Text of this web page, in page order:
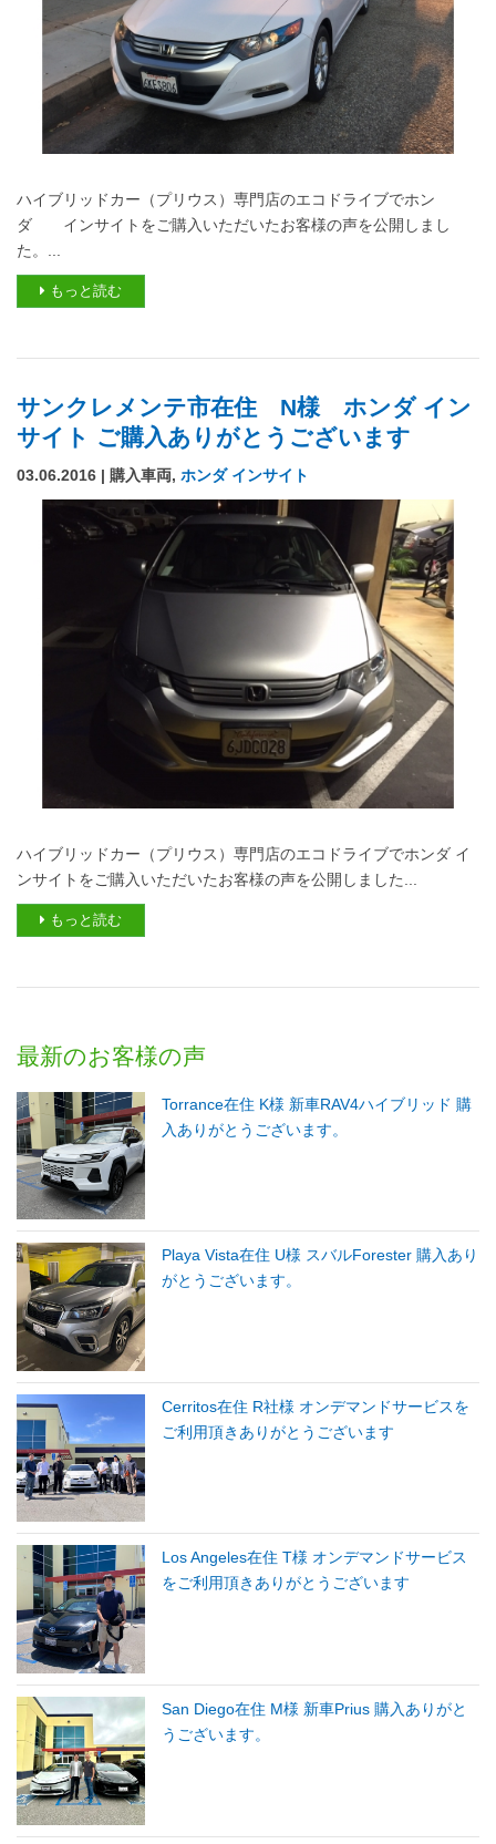
ハイブリッドカー（プリウス）専門店のエコドライブでホン
ダ インサイトをご購入いただいたお客様の声を公開しまし
た。...
もっと読む
サンクレメンテ市在住 N様 ホンダ イン
サイト ご購入ありがとうございます
03.06.2016 | 購入車両, ホンダ インサイト
ハイブリッドカー（プリウス）専門店のエコドライブでホンダ イ
ンサイトをご購入いただいたお客様の声を公開しました...
もっと読む
最新のお客様の声
Torrance在住 K様 新車RAV4ハイブリッド 購
入ありがとうございます。
Playa Vista在住 U様 スバルForester 購入あり
がとうございます。
Cerritos在住 R社様 オンデマンドサービスを
ご利用頂きありがとうございます
Los Angeles在住 T様 オンデマンドサービス
をご利用頂きありがとうございます
San Diego在住 M様 新車Prius 購入ありがと
うございます。